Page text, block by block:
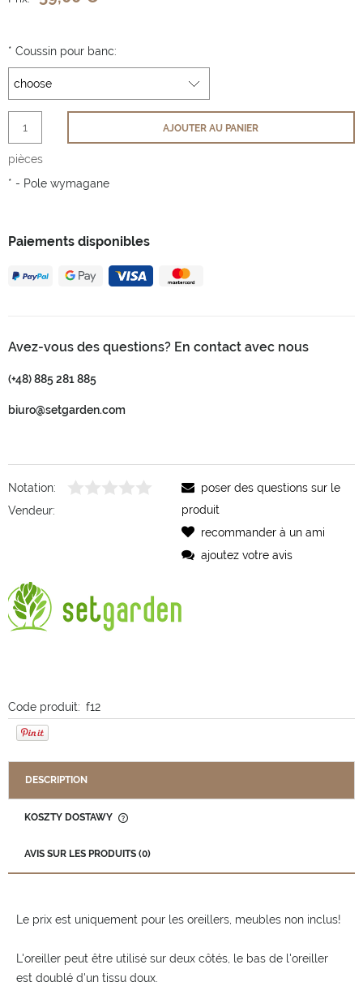
Paiements disponibles
Avez-vous des questions? En contact avec nous
(+48) 885 281 885
biuro@setgarden.com
* Coussin pour banc:
pièces
AJOUTER AU PANIER
* - Pole wymagane
Notation:
Vendeur:
Code produit: f12
poser des questions sur le
produit
recommander à un ami
ajoutez votre avis
DESCRIPTION
KOSZTY DOSTAWY
AVIS SUR LES PRODUITS (0)
Le prix est uniquement pour les oreillers, meubles non inclus!
L'oreiller peut être utilisé sur deux côtés, le bas de l'oreiller
est doublé d'un tissu doux.